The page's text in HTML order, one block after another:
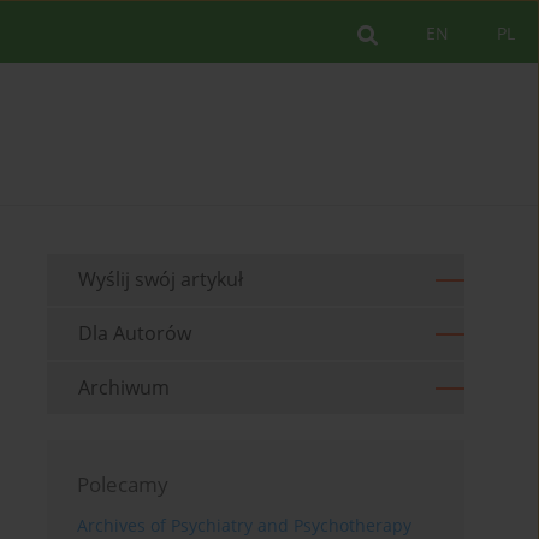
PL
EN
Wyślij swój artykuł
Dla Autorów
Archiwum
Polecamy
Archives of Psychiatry and Psychotherapy